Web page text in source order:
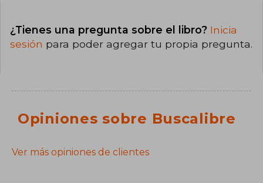
¿Tienes una pregunta sobre el libro? Inicia
sesión para poder agregar tu propia pregunta.
Opiniones sobre Buscalibre
Ver más opiniones de clientes